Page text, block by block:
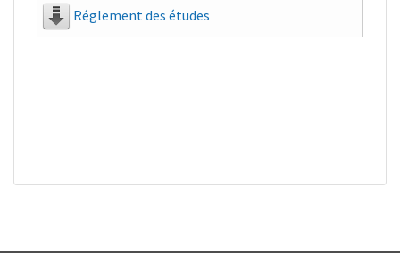
Réglement des études